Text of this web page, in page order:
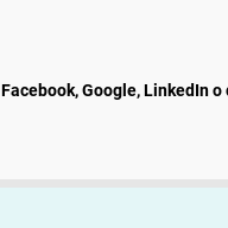
Facebook, Google, LinkedIn o